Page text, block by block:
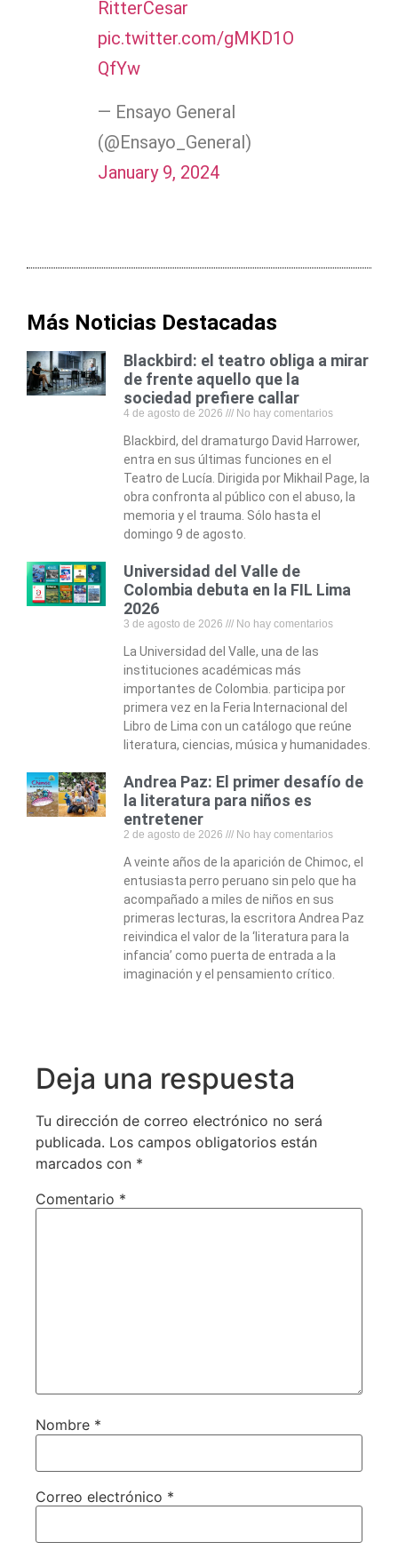
RitterCesar
pic.twitter.com/gMKD1O
QfYw
— Ensayo General
(@Ensayo_General)
January 9, 2024
Más Noticias Destacadas
Blackbird: el teatro obliga a mirar
de frente aquello que la
sociedad prefiere callar
4 de agosto de 2026 No hay comentarios
Blackbird, del dramaturgo David Harrower,
entra en sus últimas funciones en el
Teatro de Lucía. Dirigida por Mikhail Page, la
obra confronta al público con el abuso, la
memoria y el trauma. Sólo hasta el
domingo 9 de agosto.
Universidad del Valle de
Colombia debuta en la FIL Lima
2026
3 de agosto de 2026 No hay comentarios
La Universidad del Valle, una de las
instituciones académicas más
importantes de Colombia. participa por
primera vez en la Feria Internacional del
Libro de Lima con un catálogo que reúne
literatura, ciencias, música y humanidades.
Andrea Paz: El primer desafío de
la literatura para niños es
entretener
2 de agosto de 2026 No hay comentarios
A veinte años de la aparición de Chimoc, el
entusiasta perro peruano sin pelo que ha
acompañado a miles de niños en sus
primeras lecturas, la escritora Andrea Paz
reivindica el valor de la ‘literatura para la
infancia’ como puerta de entrada a la
imaginación y el pensamiento crítico.
Deja una respuesta
Tu dirección de correo electrónico no será
publicada. Los campos obligatorios están
marcados con *
Comentario *
Nombre *
Correo electrónico *